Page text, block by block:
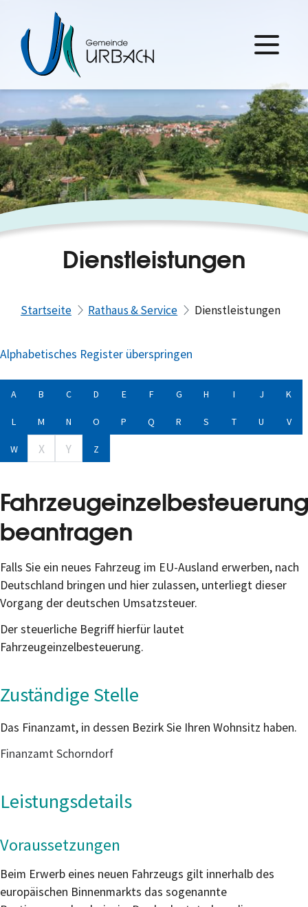
Dienstleistungen
Startseite Rathaus & Service Dienstleistungen
Alphabetisches Register überspringen
A B C D E F G H I J K
L M N O P Q R S T U V
W X Y Z
Fahrzeugeinzelbesteuerung
beantragen
Falls Sie ein neues Fahrzeug im EU-Ausland erwerben, nach
Deutschland bringen und hier zulassen, unterliegt dieser
Vorgang der deutschen Umsatzsteuer.
Der steuerliche Begriff hierfür lautet
Fahrzeugeinzelbesteuerung.
Zuständige Stelle
Das Finanzamt, in dessen Bezirk Sie Ihren Wohnsitz haben.
Finanzamt Schorndorf
Leistungsdetails
Voraussetzungen
Beim Erwerb eines neuen Fahrzeugs gilt innerhalb des
europäischen Binnenmarkts das sogenannte